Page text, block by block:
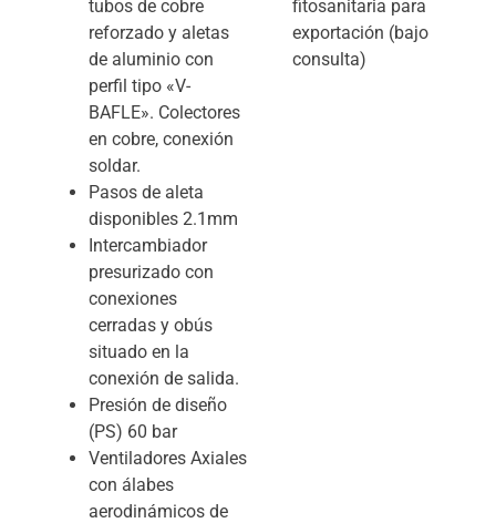
tubos de cobre
reforzado y aletas
de aluminio con
perfil tipo «V-
BAFLE». Colectores
en cobre, conexión
soldar.
Pasos de aleta
disponibles 2.1mm
Intercambiador
presurizado con
conexiones
cerradas y obús
situado en la
conexión de salida.
Presión de diseño
(PS) 60 bar
Ventiladores Axiales
con álabes
aerodinámicos de
fitosanitaria para
exportación (bajo
consulta)